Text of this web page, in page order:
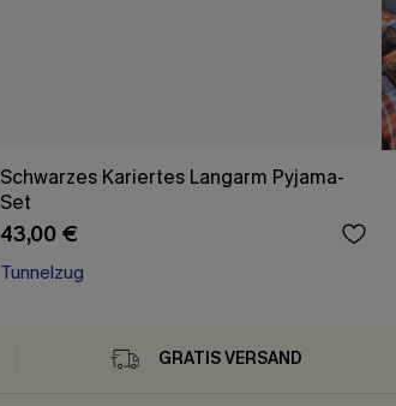
Schwarzes Kariertes Langarm Pyjama-
Set
43,00 €
Tunnelzug
GRATIS VERSAND